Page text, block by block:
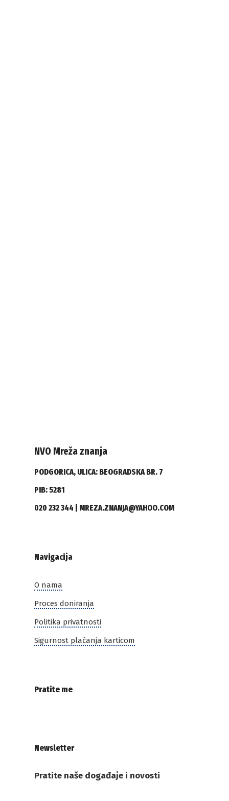
NVO Mreža znanja
PODGORICA, ULICA: BEOGRADSKA BR. 7
PIB: 5281
020 232 344 | MREZA.ZNANJA@YAHOO.COM
Navigacija
O nama
Proces doniranja
Politika privatnosti
Sigurnost plaćanja karticom
Pratite me
Newsletter
Pratite naše događaje i novosti